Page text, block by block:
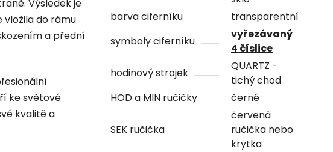
Výsledek je
do rámu
a přední
ke světové
kvalitě a
barva ciferníku
transparentní
symboly ciferníku
vyřezávaný
4 číslice
hodinový strojek
QUARTZ -
tichý chod
HOD a MIN ručičky
černé
SEK ručička
červená
ručička nebo
krytka